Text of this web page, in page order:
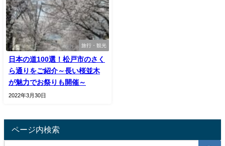
旅行・観光
日本の道100選！松戸市のさく
ら通りをご紹介～長い桜並木
が魅力でお祭りも開催～
2022年3月30日
ページ内検索